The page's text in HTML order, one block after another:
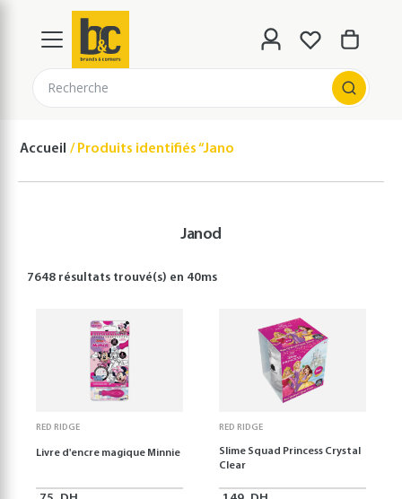
Recherche
Accueil Produits identifiés “Janod”
Janod
7648 résultats trouvé(s) en 40ms
RED RIDGE
Livre d'encre magique Minnie
RED RIDGE
Slime Squad Princess Crystal
Clear